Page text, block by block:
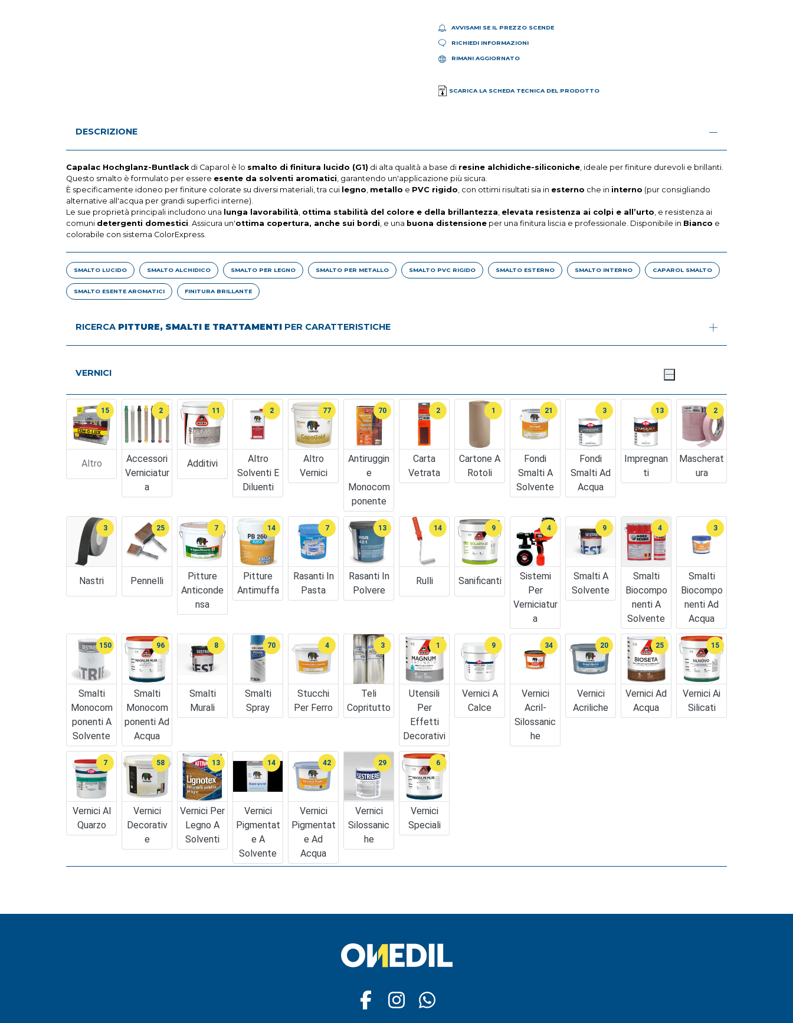
AVVISAMI SE IL PREZZO SCENDE
RICHIEDI INFORMAZIONI
RIMANI AGGIORNATO
SCARICA LA SCHEDA TECNICA DEL PRODOTTO
DESCRIZIONE
Capalac Hochglanz-Buntlack di Caparol è lo smalto di finitura lucido (G1) di alta qualità a base di resine alchidiche-siliconiche , ideale per finiture durevoli e brillanti.
Questo smalto è formulato per essere esente da solventi aromatici , garantendo un'applicazione più sicura.
È specificamente idoneo per finiture colorate su diversi materiali, tra cui legno metallo e PVC rigido , con ottimi risultati sia in esterno che in interno (pur consigliando
alternative all'acqua per grandi superfici interne).
Le sue proprietà principali includono una lunga lavorabilità ottima stabilità del colore e della brillantezza elevata resistenza ai colpi e all’urto , e resistenza ai
comuni detergenti domestici . Assicura un'ottima copertura, anche sui bordi , e una buona distensione per una finitura liscia e professionale. Disponibile in Bianco e
colorabile con sistema ColorExpress.
SMALTO LUCIDO SMALTO ALCHIDICO SMALTO PER LEGNO SMALTO PER METALLO SMALTO PVC RIGIDO SMALTO ESTERNO SMALTO INTERNO CAPAROL SMALTO
SMALTO ESENTE AROMATICI FINITURA BRILLANTE
RICERCA PITTURE, SMALTI E TRATTAMENTI PER CARATTERISTICHE
VERNICI
Altro
15
Accessori
Verniciatur
A
2
Additivi
11
Altro
Solventi E
Diluenti
2
Altro
Vernici
77
Antiruggin
E
Monocom
Ponente
70
Carta
Vetrata
2
Cartone A
Rotoli
1
Fondi
Smalti A
Solvente
21
Fondi
Smalti Ad
Acqua
3
Impregnan
Ti
13
Mascherat
Ura
2
Nastri
3
Pennelli
25
Pitture
Anticonde
Nsa
7
Pitture
Antimuffa
14
Rasanti In
Pasta
7
Rasanti In
Polvere
13
Rulli
14
Sanificanti
9
Sistemi
Per
Verniciatur
A
4
Smalti A
Solvente
9
Smalti
Biocompo
Nenti A
Solvente
4
Smalti
Biocompo
Nenti Ad
Acqua
3
Smalti
Monocom
Ponenti A
Solvente
150
Smalti
Monocom
Ponenti Ad
Acqua
96
Smalti
Murali
8
Smalti
Spray
70
Stucchi
Per Ferro
4
Teli
Copritutto
3
Utensili
Per
Effetti
Decorativi
1
Vernici A
Calce
9
Vernici
Acril-
Silossanic
He
34
Vernici
Acriliche
20
Vernici Ad
Acqua
25
Vernici Ai
Silicati
15
Vernici Al
Quarzo
7
Vernici
Decorativ
E
58
Vernici Per
Legno A
Solventi
13
Vernici
Pigmentat
E A
Solvente
14
Vernici
Pigmentat
E Ad
Acqua
42
Vernici
Silossanic
He
29
Vernici
Speciali
6